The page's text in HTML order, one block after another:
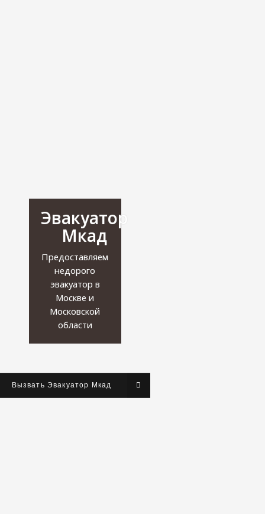
Эвакуатор
Мкад
Предоставляем
недорого
эвакуатор в
Москве и
Московской
области
Вызвать Эвакуатор Мкад